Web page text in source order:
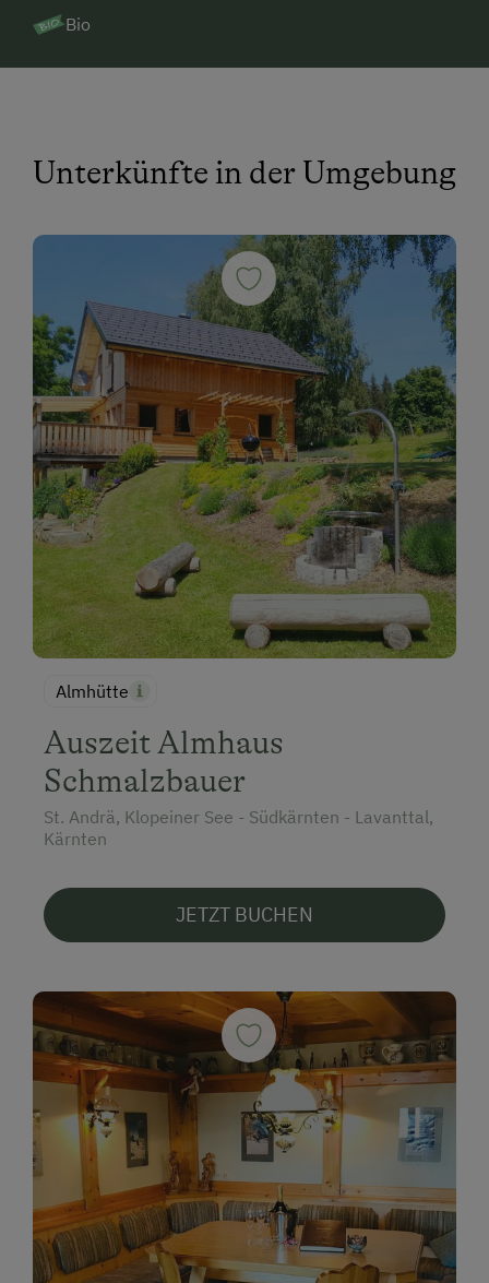
Bio
Unterkünfte in der Umgebung
Almhütte
Auszeit Almhaus
Schmalzbauer
St. Andrä, Klopeiner See - Südkärnten - Lavanttal,
Kärnten
JETZT BUCHEN